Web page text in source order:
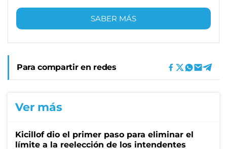
SABER MÁS
Para compartir en redes
Ver más
Kicillof dio el primer paso para eliminar el
límite a la reelección de los intendentes